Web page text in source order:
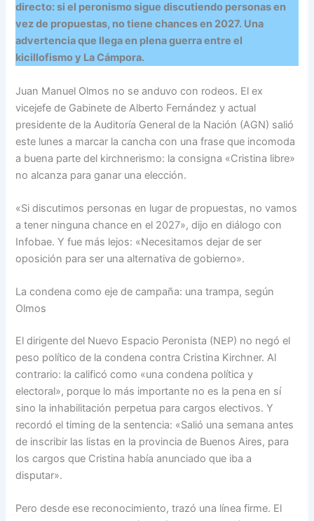
directo: si el peronismo sigue discutiendo personas en
vez de propuestas, no tiene chances en 2027. Una
advertencia que llega en plena guerra entre el
kicillofismo y La Cámpora.
Juan Manuel Olmos no se anduvo con rodeos. El ex
vicejefe de Gabinete de Alberto Fernández y actual
presidente de la Auditoría General de la Nación (AGN) salió
este lunes a marcar la cancha con una frase que incomoda
a buena parte del kirchnerismo: la consigna «Cristina libre»
no alcanza para ganar una elección.
«Si discutimos personas en lugar de propuestas, no vamos
a tener ninguna chance en el 2027», dijo en diálogo con
Infobae. Y fue más lejos: «Necesitamos dejar de ser
oposición para ser una alternativa de gobierno».
La condena como eje de campaña: una trampa, según
Olmos
El dirigente del Nuevo Espacio Peronista (NEP) no negó el
peso político de la condena contra Cristina Kirchner. Al
contrario: la calificó como «una condena política y
electoral», porque lo más importante no es la pena en sí
sino la inhabilitación perpetua para cargos electivos. Y
recordó el timing de la sentencia: «Salió una semana antes
de inscribir las listas en la provincia de Buenos Aires, para
los cargos que Cristina había anunciado que iba a
disputar».
Pero desde ese reconocimiento, trazó una línea firme. El